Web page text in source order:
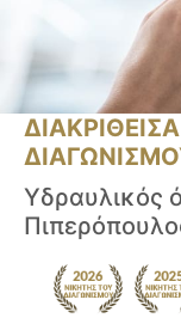
ΔΙΑΓΩΝΙΣΜΟΥ
Υδραυλικός